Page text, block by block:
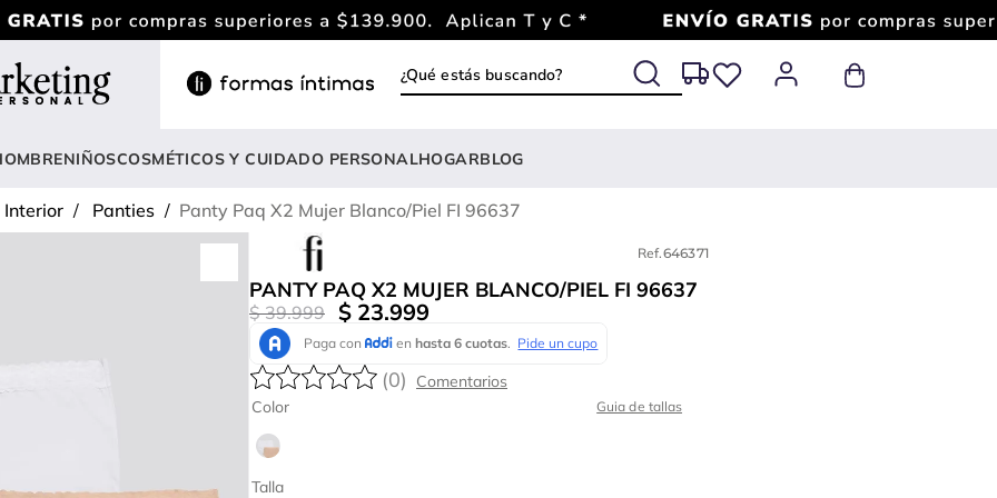
¿Qué estás buscando?
NIÑOSCOSMÉTICOS Y CUIDADO PERSONALHOGARBLOG
Interior Panties Panty Paq X2 Mujer Blanco/Piel FI 96637
Ref.646371
PANTY PAQ X2 MUJER BLANCO/PIEL FI 96637
$ 39.999 $ 23.999
(0)
Talla
Color Guia de tallas